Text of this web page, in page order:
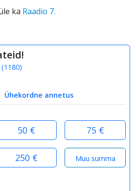
ka Raadio 7.
(1180)
Ühekordne annetus
50 € 75 €
250 €